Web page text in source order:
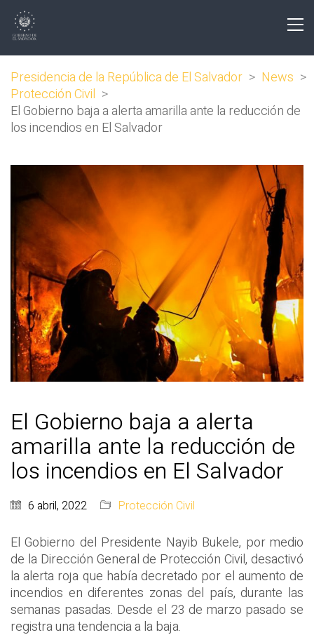
Presidencia de la República de El Salvador > News >
Protección Civil >
El Gobierno baja a alerta amarilla ante la reducción de
los incendios en El Salvador
El Gobierno baja a alerta
amarilla ante la reducción de
los incendios en El Salvador
6 abril, 2022 Protección Civil
El Gobierno del Presidente Nayib Bukele, por medio
de la Dirección General de Protección Civil, desactivó
la alerta roja que había decretado por el aumento de
incendios en diferentes zonas del país, durante las
semanas pasadas. Desde el 23 de marzo pasado se
registra una tendencia a la baja.